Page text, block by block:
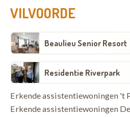
VILVOORDE
Beaulieu Senior Resort
Residentie Riverpark
Erkende assistentiewoningen 't
Erkende assistentiewoningen